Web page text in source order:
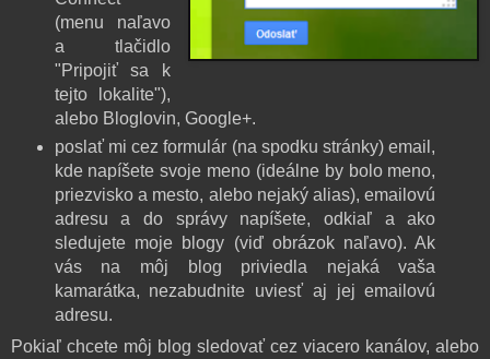
(menu naľavo
a tlačidlo
"Pripojiť sa k
tejto lokalite"),
alebo Bloglovin, Google+.
poslať mi cez formulár (na spodku stránky) email,
kde napíšete svoje meno (ideálne by bolo meno,
priezvisko a mesto, alebo nejaký alias), emailovú
adresu a do správy napíšete, odkiaľ a ako
sledujete moje blogy (viď obrázok naľavo). Ak
vás na môj blog priviedla nejaká vaša
kamarátka, nezabudnite uviesť aj jej emailovú
adresu.
Pokiaľ chcete môj blog sledovať cez viacero kanálov, alebo